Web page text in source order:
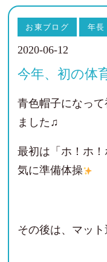
お東ブログ 年長
2020-06-12
今年、初の体
青色帽子になっ
ました♫
最初は「ホ！ホ
気に準備体操
その後は、マッ